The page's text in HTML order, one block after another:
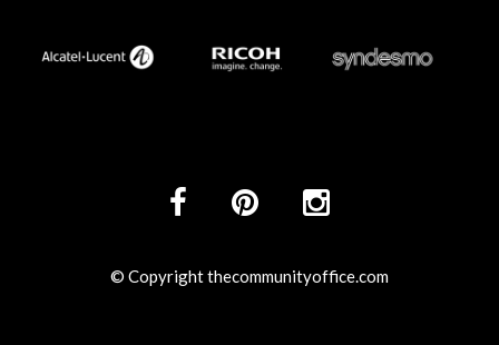
© Copyright thecommunityoffice.com